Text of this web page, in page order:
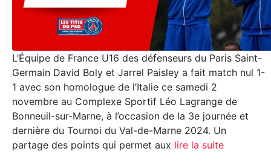
L’Équipe de France U16 des défenseurs du Paris Saint-
Germain David Boly et Jarrel Paisley a fait match nul 1-
1 avec son homologue de l’Italie ce samedi 2
novembre au Complexe Sportif Léo Lagrange de
Bonneuil-sur-Marne, à l’occasion de la 3e journée et
dernière du Tournoi du Val-de-Marne 2024. Un
partage des points qui permet aux lire la suite